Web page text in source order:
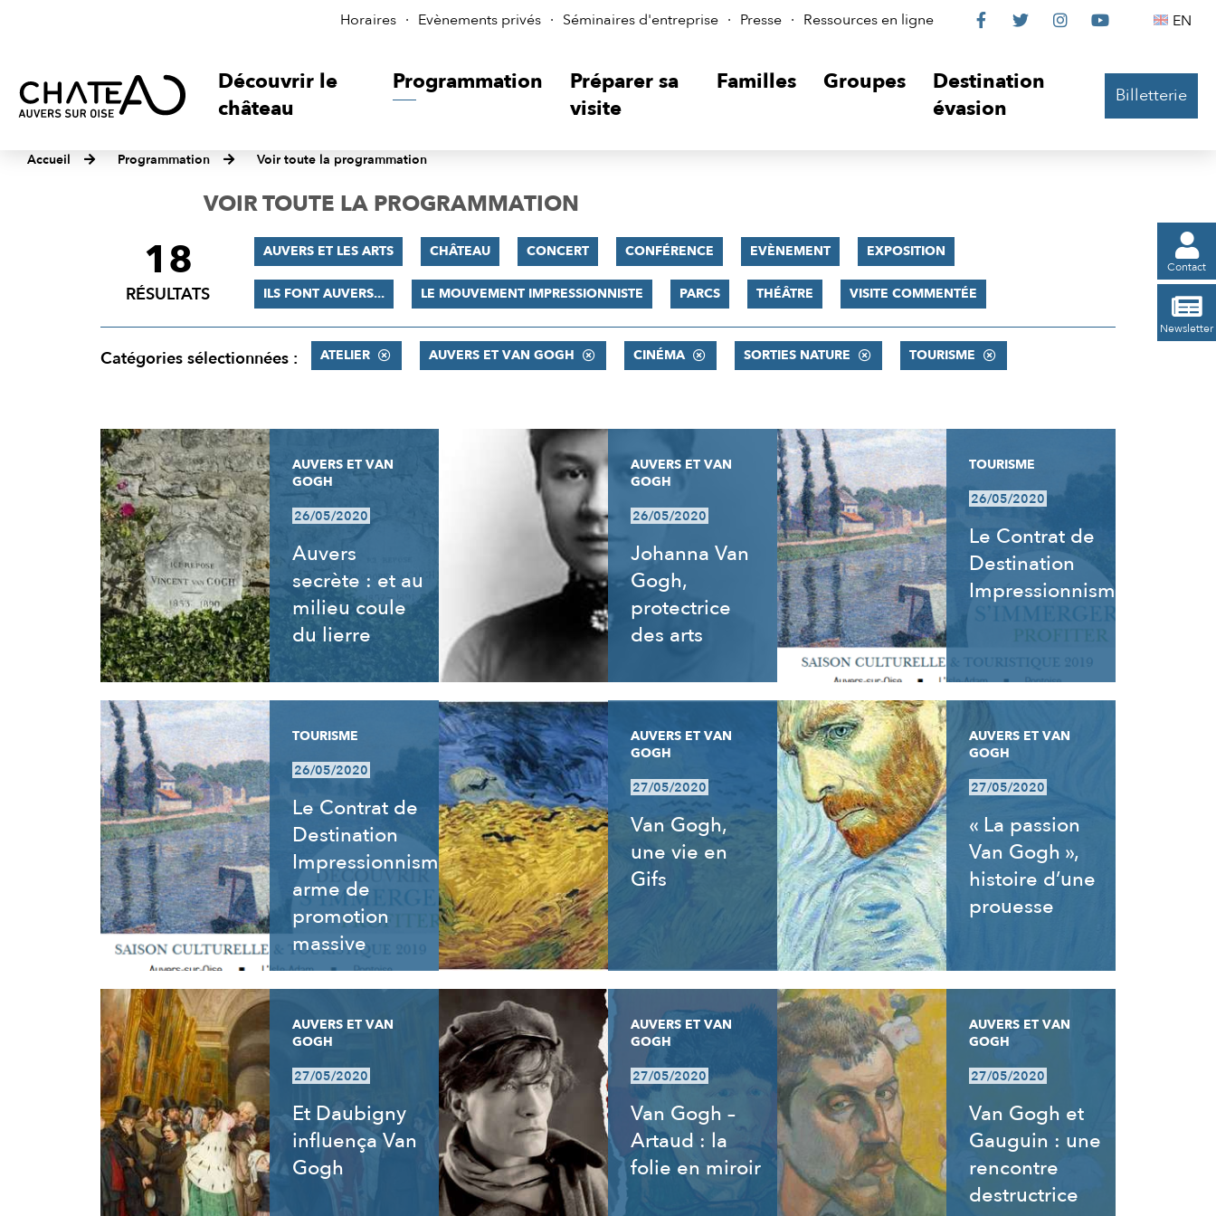
Horaires Evènements privés Séminaires d'entreprise Presse Ressources en ligne
Le
sur

Le

Le

Le
 EN
Découvrir le
château
Programmation
Préparer sa
visite
Familles Groupes
Destination
évasion
Billetterie
Accueil Programmation Voir toute la programmation

Contact

Newsletter
VOIR TOUTE LA PROGRAMMATION
FILTRER
RÉSULTATS
18
RÉSULTATS
AUVERS ET LES ARTS CHÂTEAU CONCERT CONFÉRENCE EVÈNEMENT EXPOSITION
ILS FONT AUVERS... LE MOUVEMENT IMPRESSIONNISTE PARCS THÉÂTRE VISITE COMMENTÉE
Catégories sélectionnées : ATELIER AUVERS ET VAN GOGH CINÉMA SORTIES NATURE TOURISME
RÉSULTATS
AUVERS ET VAN
GOGH
26/05/2020
Auvers
secrète : et au
milieu coule
du lierre
AUVERS ET VAN
GOGH
26/05/2020
Johanna Van
Gogh,
protectrice
des arts
TOURISME
26/05/2020
Le Contrat de
Destination
Impressionnisme
TOURISME
26/05/2020
Le Contrat de
Destination
Impressionnisme,
arme de
promotion
massive
AUVERS ET VAN
GOGH
27/05/2020
Van Gogh,
une vie en
Gifs
AUVERS ET VAN
GOGH
27/05/2020
« La passion
Van Gogh »,
histoire d’une
prouesse
AUVERS ET VAN
GOGH
27/05/2020
Et Daubigny
influença Van
Gogh
AUVERS ET VAN
GOGH
27/05/2020
Van Gogh –
Artaud : la
folie en miroir
AUVERS ET VAN
GOGH
27/05/2020
Van Gogh et
Gauguin : une
rencontre
destructrice